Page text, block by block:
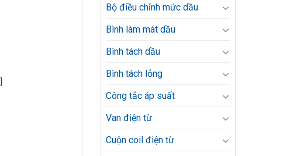
Bộ điều chỉnh mức dầu
Bình làm mát dầu
Bình tách dầu
Bình tách lỏng
Công tắc áp suất
Van điện từ
Cuộn coil điện từ